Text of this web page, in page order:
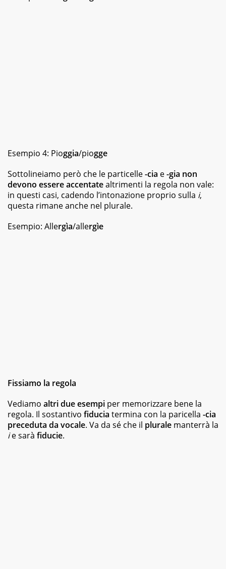
Esempio 4: Pioggia/piogge
Sottolineiamo però che le particelle-cia e-gia non
devono essere accentatealtrimenti la regola non vale:
in questi casi, cadendo l’intonazione proprio sulla i,
questa rimane anche nel plurale.
Esempio: Allergìa/allergìe
Fissiamo la regola
Vediamo altri due esempi per memorizzare bene la
regola. Il sostantivo fiducia termina con la paricella -cia
preceduta da vocale. Va da sé che il plurale manterrà la
ie sarà fiducie.